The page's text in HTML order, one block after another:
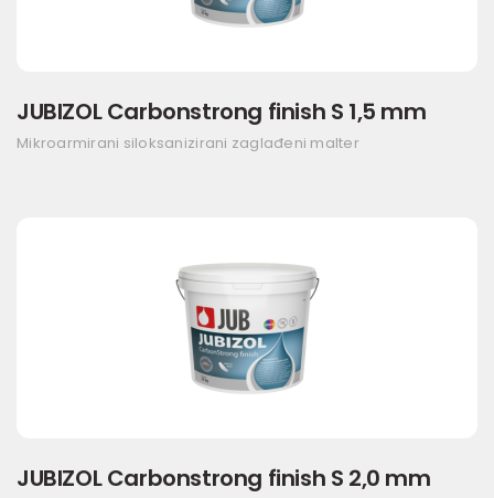
JUBIZOL Carbonstrong finish S 1,5 mm
Mikroarmirani siloksanizirani zaglađeni malter
JUBIZOL Carbonstrong finish S 2,0 mm